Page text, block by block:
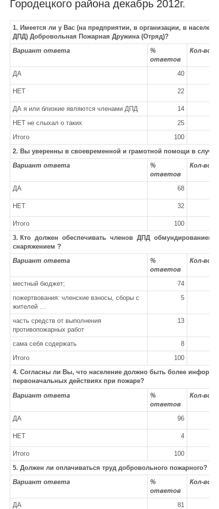
Городецкого района декабрь 2012г.
1. Имеется ли у Вас (на предприятии, в организации, в
ДПД) Добровольная Пожарная Дружина (Отряд)?
Вариант ответа
%
ответов
Кол-во
ДА 40
НЕТ 22
ДА я или близкие являются членами ДПД
14
НЕТ не слыхал о таких
25
Итого
100
2. Вы уверенны в своевременной и грамотной помощи в
Вариант ответа
%
ответов
Кол-во
ДА 68
НЕТ 32
Итого
100
3. Кто должен обеспечивать членов ДПД обмундированием,
снаряжением ?
Вариант ответа
%
ответов
Кол-во
местный бюджет;
74
пожертвования: членские взносы, сборы с
жителей …
5
часть средств от выполнения
противопожарных работ
13
сама себя содержать
8
Итого
100
4. Согласны ли Вы, что население должно быть более
первоначальных действиях при пожаре?
Вариант ответа
%
ответов
Кол-во
ДА 96
НЕТ 4
Итого
100
5. Должен ли оплачиваться труд добровольного пожарного?
Вариант ответа
%
ответов
Кол-во
ДА 81